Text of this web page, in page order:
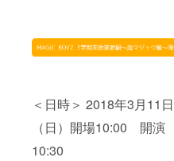
＜日時＞ 2018年3月11日
（日）開場10:00 開演
10:30